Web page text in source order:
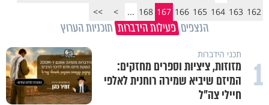
162
163
164
165
166
167
168
...
>
>>
הנצפים פעילות הידברות תוכניות הערוץ
1 תכני הידברות
מזוזות, ציציות וספרים מחזקים:
המיזם שיביא שמירה רוחנית לאלפי
חיילי צה"ל